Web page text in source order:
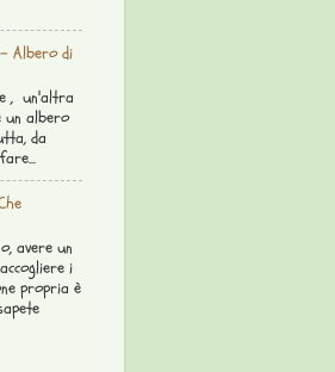
- Albero di
, un'altra
un albero
da
avere un
i
propria è